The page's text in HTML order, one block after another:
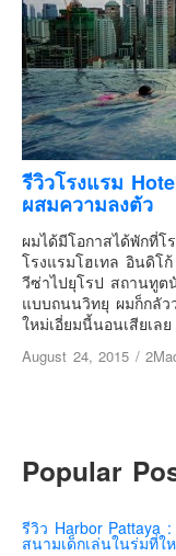
ภาคอีสาน
ทริปต่างประเทศ
ยุโรป
รัสเซีย
อิตาลี
ตุรกี-ตุรเคีย
เยอรมัน
ฝรั่งเศส
ออสเตรีย
สวิสเซอร์แลนด์
สเปน
รีวิวโรงแรม
ผสมความลงตัว
ผมได้มีโอกาสได้พักที่โ
โรงแรมโฮเทล อินดิโ
วีซ่าไปยุโรป สถานทูต
แบบถนนวิทยุ ผมก็กลัว
ใหม่เอี่ยมนี้นอนเสียเล
August 24, 2015 /
Popular
รีวิว Harbor Pattaya
สนามเด็กเล่นในร่มที่ใ